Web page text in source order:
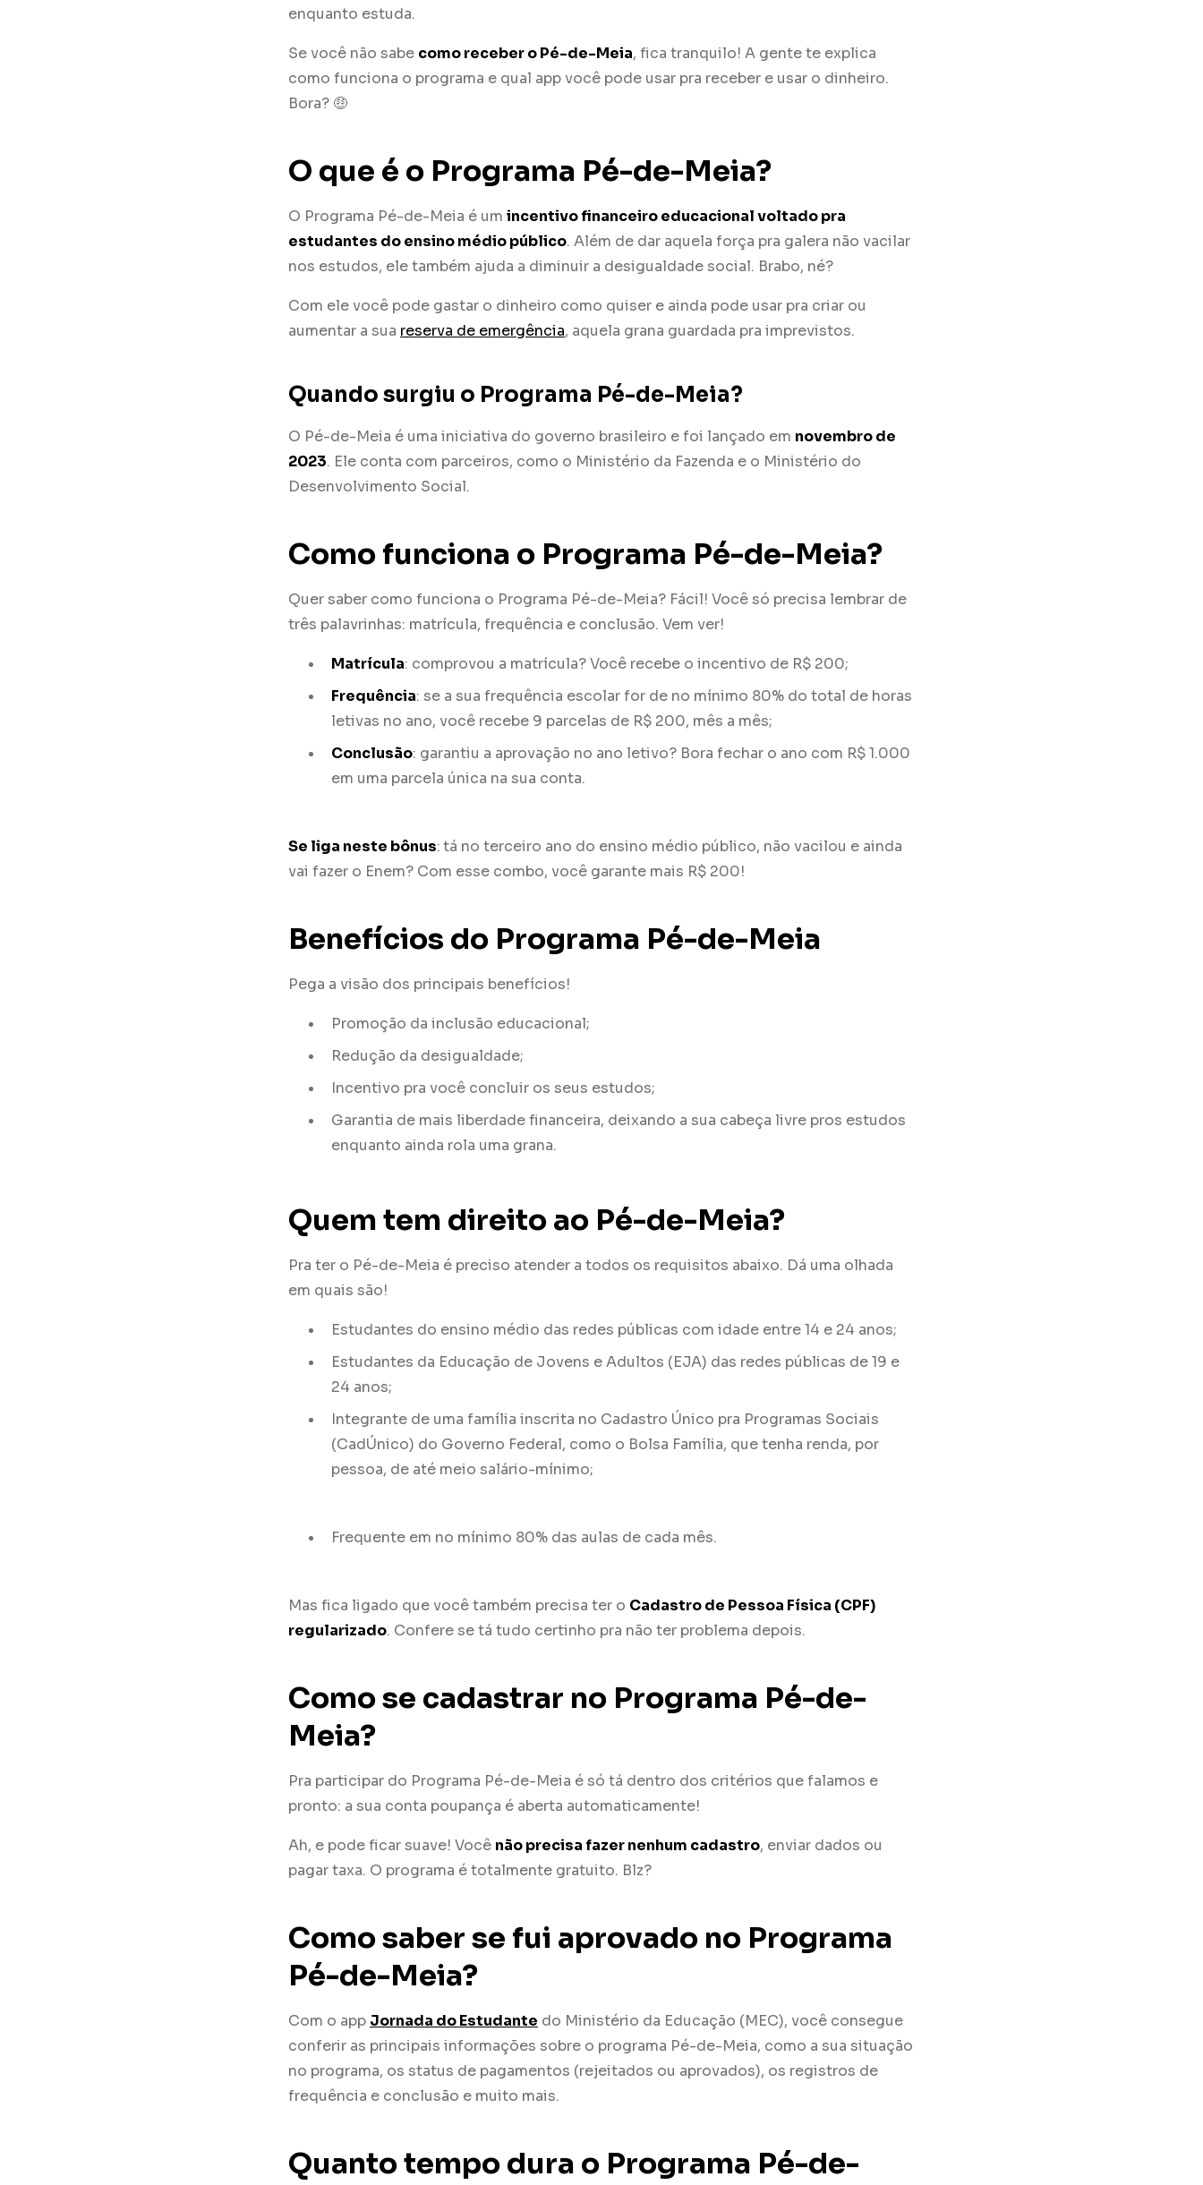
enquanto estuda.
Se você não sabe como receber o Pé-de-Meia, fica tranquilo! A gente te explica
como funciona o programa e qual app você pode usar pra receber e usar o dinheiro.
Bora? 🤑
O que é o Programa Pé-de-Meia?
O Programa Pé-de-Meia é um incentivo financeiro educacional voltado pra
estudantes do ensino médio público. Além de dar aquela força pra galera não vacilar
nos estudos, ele também ajuda a diminuir a desigualdade social. Brabo, né?
Com ele você pode gastar o dinheiro como quiser e ainda pode usar pra criar ou
aumentar a sua reserva de emergência, aquela grana guardada pra imprevistos.
Quando surgiu o Programa Pé-de-Meia?
O Pé-de-Meia é uma iniciativa do governo brasileiro e foi lançado em novembro de
2023. Ele conta com parceiros, como o Ministério da Fazenda e o Ministério do
Desenvolvimento Social.
Como funciona o Programa Pé-de-Meia?
Quer saber como funciona o Programa Pé-de-Meia? Fácil! Você só precisa lembrar de
três palavrinhas: matrícula, frequência e conclusão. Vem ver!
Matrícula: comprovou a matrícula? Você recebe o incentivo de R$ 200;
Frequência: se a sua frequência escolar for de no mínimo 80% do total de horas
letivas no ano, você recebe 9 parcelas de R$ 200, mês a mês;
Conclusão: garantiu a aprovação no ano letivo? Bora fechar o ano com R$ 1.000
em uma parcela única na sua conta.
Se liga neste bônus:tá no terceiro ano do ensino médio público, não vacilou e ainda
vai fazer o Enem? Com esse combo, você garante mais R$ 200!
Benefícios do Programa Pé-de-Meia
Pega a visão dos principais benefícios!
Promoção da inclusão educacional;
Redução da desigualdade;
Incentivo pra você concluir os seus estudos;
Garantia de mais liberdade financeira, deixando a sua cabeça livre pros estudos
enquanto ainda rola uma grana.
Quem tem direito ao Pé-de-Meia?
Pra ter o Pé-de-Meia é preciso atender a todos os requisitos abaixo. Dá uma olhada
em quais são!
Estudantes do ensino médio das redes públicas com idade entre 14 e 24 anos;
Estudantes da Educação de Jovens e Adultos (EJA) das redes públicas de 19 e
24 anos;
Integrante de uma família inscrita no Cadastro Único pra Programas Sociais
(CadÚnico) do Governo Federal, como o Bolsa Família, que tenha renda, por
pessoa, de até meio salário-mínimo;
Frequente em no mínimo 80% das aulas de cada mês.
Mas fica ligado que você também precisa ter o Cadastro de Pessoa Física (CPF)
regularizado. Confere se tá tudo certinho pra não ter problema depois.
Como se cadastrar no Programa Pé-de-
Meia?
Pra participar do Programa Pé-de-Meia é só tá dentro dos critérios que falamos e
pronto: a sua conta poupança é aberta automaticamente!
Ah, e pode ficar suave! Você não precisa fazer nenhum cadastro, enviar dados ou
pagar taxa. O programa é totalmente gratuito. Blz?
Como saber se fui aprovado no Programa
Pé-de-Meia?
Com o app Jornada do Estudante do Ministério da Educação (MEC), você consegue
conferir as principais informações sobre o programa Pé-de-Meia, como a sua situação
no programa, os status de pagamentos (rejeitados ou aprovados), os registros de
frequência e conclusão e muito mais.
Quanto tempo dura o Programa Pé-de-